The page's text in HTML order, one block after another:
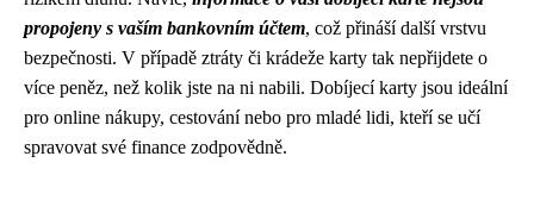
propojeny s vaším bankovním účtem, což přináší další vrstvu
bezpečnosti. V případě ztráty či krádeže karty tak nepřijdete o
více peněz, než kolik jste na ni nabili. Dobíjecí karty jsou ideální
pro online nákupy, cestování nebo pro mladé lidi, kteří se učí
spravovat své finance zodpovědně.